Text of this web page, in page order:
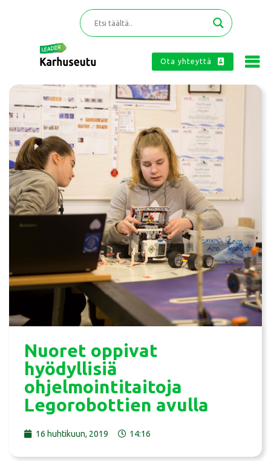
Ota yhteyttä
Nuoret oppivat
hyödyllisiä
ohjelmointitaitoja
Legorobottien avulla
16 huhtikuun, 2019 14:16